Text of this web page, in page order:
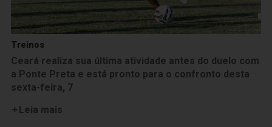
Treinos
Ceará realiza sua última atividade antes do duelo com
a Ponte Preta e está pronto para o confronto desta
sexta-feira, 7
Leia mais